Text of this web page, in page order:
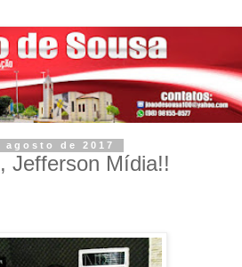
de 2017
Jefferson Mídia!!